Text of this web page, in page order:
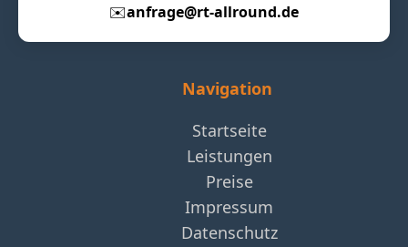
✉️anfrage@rt-allround.de
Navigation
Startseite
Leistungen
Preise
Impressum
Datenschutz